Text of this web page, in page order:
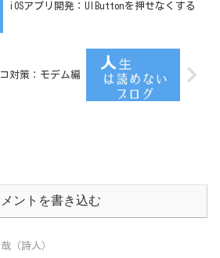
iOSアプリ開発：UIButtonを押せなくする
対策：モデム編
ントを書き込む
（詩人）